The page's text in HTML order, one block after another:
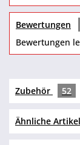
Bewertungen
Bewertungen
Zubehör 52
Ähnliche Artikel